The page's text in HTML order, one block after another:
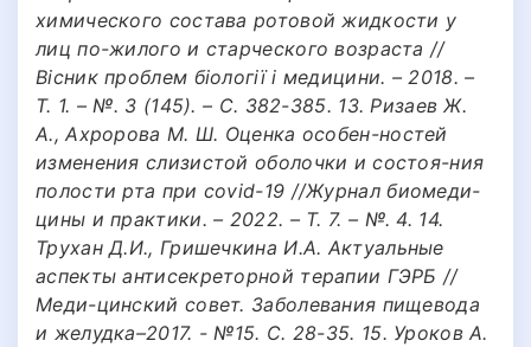
химического состава ротовой жидкости у
лиц по-жилого и старческого возраста //
Вісник проблем біології і медицини. – 2018. –
Т. 1. – №. 3 (145). – С. 382-385. 13. Ризаев Ж.
А., Ахророва М. Ш. Оценка особен-ностей
изменения слизистой оболочки и состоя-ния
полости рта при сovid-19 //Журнал биомеди-
цины и практики. – 2022. – Т. 7. – №. 4. 14.
Трухан Д.И., Гришечкина И.А. Актуальные
аспекты антисекреторной терапии ГЭРБ //
Меди-цинский совет. Заболевания пищевода
и желудка–2017. - №15. С. 28-35. 15. Уроков А.